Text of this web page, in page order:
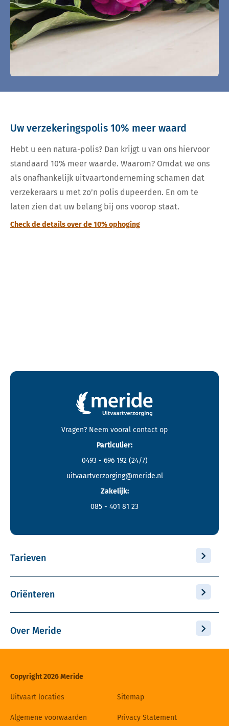
Uw verzekeringspolis 10% meer waard
Hebt u een natura-polis? Dan krijgt u van ons hiervoor
standaard 10% meer waarde. Waarom? Omdat we ons
als onafhankelijk uitvaartonderneming schamen dat
verzekeraars u met zo’n polis dupeerden. En om te
laten zien dat uw belang bij ons voorop staat.
Check de details over de 10% ophoging
Contactgegevens en footer menu van Meride
Vragen? Neem vooral contact op
Particulier:
0493 - 696 192 (24/7)
uitvaartverzorging@meride.nl
Zakelijk:
085 - 401 81 23
Tarieven
Oriënteren
Over Meride
Copyright 2026 Meride
Uitvaart locaties Sitemap
Algemene voorwaarden Privacy Statement